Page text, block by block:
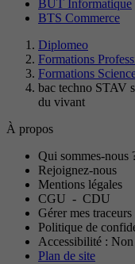
BUT Informatique
BTS Commerce
Diplomeo
Formations
Formations
bac techno STAV
du vivant
À propos
Qui sommes-nous
Rejoignez-nous
Mentions légales
CGU - CDU
Gérer mes traceurs
Politique de
Accessibilité :
Plan de site